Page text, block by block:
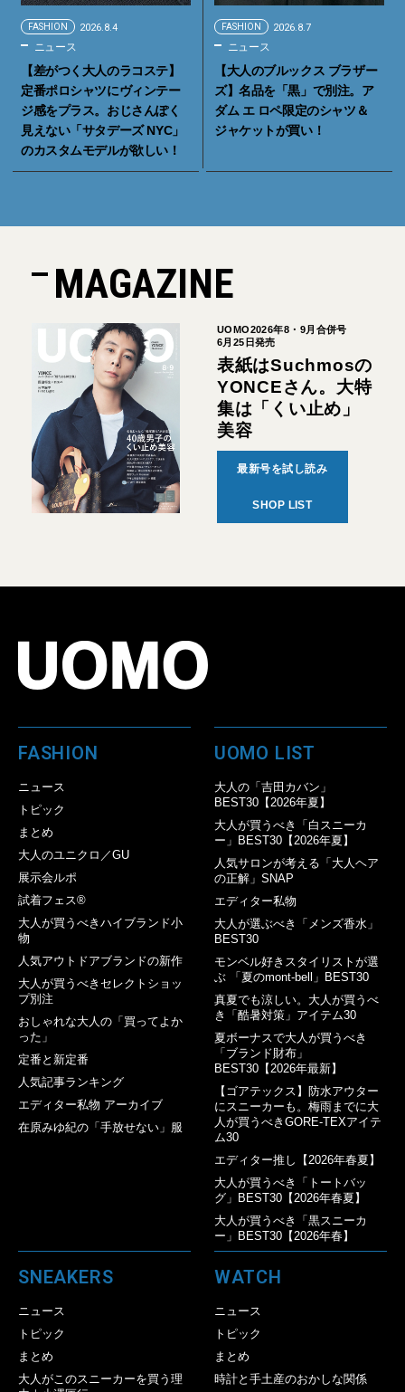
FASHION 2026.8.4
ニュース
【差がつく大人のラコステ】
定番ポロシャツにヴィンテー
ジ感をプラス。おじさんぽく
見えない「サタデーズ NYC」
のカスタムモデルが欲しい！
FASHION 2026.8.7
ニュース
【大人のブルックス ブラザー
ズ】名品を「黒」で別注。ア
ダム エ ロペ限定のシャツ＆
ジャケットが買い！
MAGAZINE
UOMO2026年8・9月合併号
6月25日発売
表紙はSuchmosの
YONCEさん。大特
集は「くい止め」
美容
最新号を試し読み
SHOP LIST
FASHION
ニュース
トピック
まとめ
大人のユニクロ／GU
展示会ルポ
試着フェス®︎
大人が買うべきハイブランド小
物
人気アウトドアブランドの新作
大人が買うべきセレクトショッ
プ別注
おしゃれな大人の「買ってよか
った」
定番と新定番
人気記事ランキング
エディター私物 アーカイブ
在原みゆ紀の「手放せない」服
UOMO LIST
大人の「吉田カバン」
BEST30【2026年夏】
大人が買うべき「白スニーカ
ー」BEST30【2026年夏】
人気サロンが考える「大人ヘア
の正解」SNAP
エディター私物
大人が選ぶべき「メンズ香水」
BEST30
モンベル好きスタイリストが選
ぶ 「夏のmont-bell」BEST30
真夏でも涼しい。大人が買うべ
き「酷暑対策」アイテム30
夏ボーナスで大人が買うべき
「ブランド財布」
BEST30【2026年最新】
【ゴアテックス】防水アウター
にスニーカーも。梅雨までに大
人が買うべきGORE-TEXアイテ
ム30
エディター推し【2026年春夏】
大人が買うべき「トートバッ
グ」BEST30【2026年春夏】
大人が買うべき「黒スニーカ
ー」BEST30【2026年春】
SNEAKERS
ニュース
トピック
まとめ
大人がこのスニーカーを買う理
WATCH
ニュース
トピック
まとめ
時計と手土産のおかしな関係